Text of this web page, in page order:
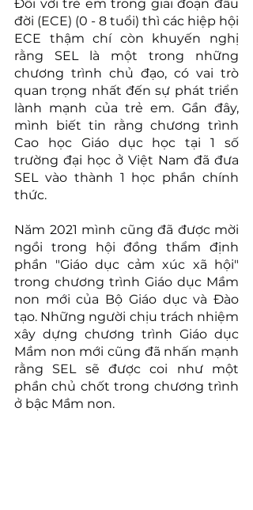
Đối với trẻ em trong giai đoạn đầu
đời (ECE) (0 - 8 tuổi) thì các hiệp hội
ECE thậm chí còn khuyến nghị
rằng SEL là một trong những
chương trình chủ đạo, có vai trò
quan trọng nhất đến sự phát triển
lành mạnh của trẻ em. Gần đây,
mình biết tin rằng chương trình
Cao học Giáo dục học tại 1 số
trường đại học ở Việt Nam đã đưa
SEL vào thành 1 học phần chính
thức.
Năm 2021 mình cũng đã được mời
ngồi trong hội đồng thẩm định
phần "Giáo dục cảm xúc xã hội"
trong chương trình Giáo dục Mầm
non mới của Bộ Giáo dục và Đào
tạo. Những người chịu trách nhiệm
xây dựng chương trình Giáo dục
Mầm non mới cũng đã nhấn mạnh
rằng SEL sẽ được coi như một
phần chủ chốt trong chương trình
ở bậc Mầm non.